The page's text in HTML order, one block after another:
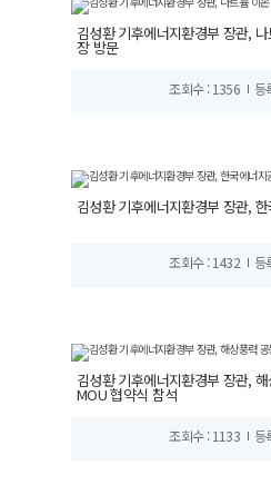
김성환 기후에너지환경부 장관,
장 방문
조회수 : 1356 등
김성환 기후에너지환경부 장관,
조회수 : 1432 등
김성환 기후에너지환경부 장관,
MOU 협약식 참석
조회수 : 1133 등